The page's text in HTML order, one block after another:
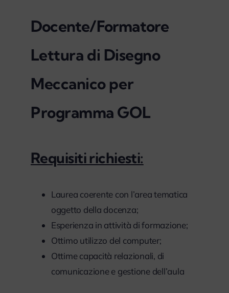
Docente/Formatore
Lettura di Disegno
Meccanico per
Programma GOL
Requisiti richiesti:
Laurea coerente con l’area tematica
oggetto della docenza;
Esperienza in attività di formazione;
Ottimo utilizzo del computer;
Ottime capacità relazionali, di
comunicazione e gestione dell’aula